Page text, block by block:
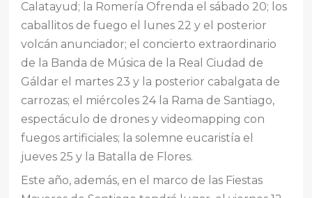
Calatayud; la Romería Ofrenda el sábado 20; los
caballitos de fuego el lunes 22 y el posterior
volcán anunciador; el concierto extraordinario
de la Banda de Música de la Real Ciudad de
Gáldar el martes 23 y la posterior cabalgata de
carrozas; el miércoles 24 la Rama de Santiago,
espectáculo de drones y videomapping con
fuegos artificiales; la solemne eucaristía el
jueves 25 y la Batalla de Flores.
Este año, además, en el marco de las Fiestas